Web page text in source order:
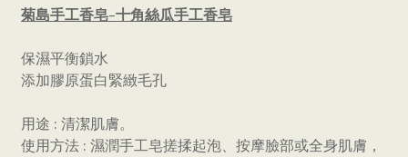
菊島手工香皂-十角絲瓜手工香皂
保濕平衡鎖水
添加膠原蛋白緊緻毛孔
用途 : 清潔肌膚。
使用方法 : 濕潤手工皂搓揉起泡、按摩臉部或全身肌膚，